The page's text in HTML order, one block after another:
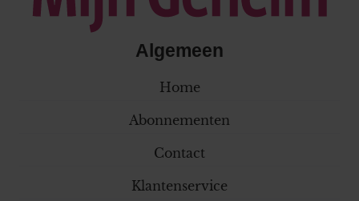
Algemeen
Home
Abonnementen
Contact
Klantenservice